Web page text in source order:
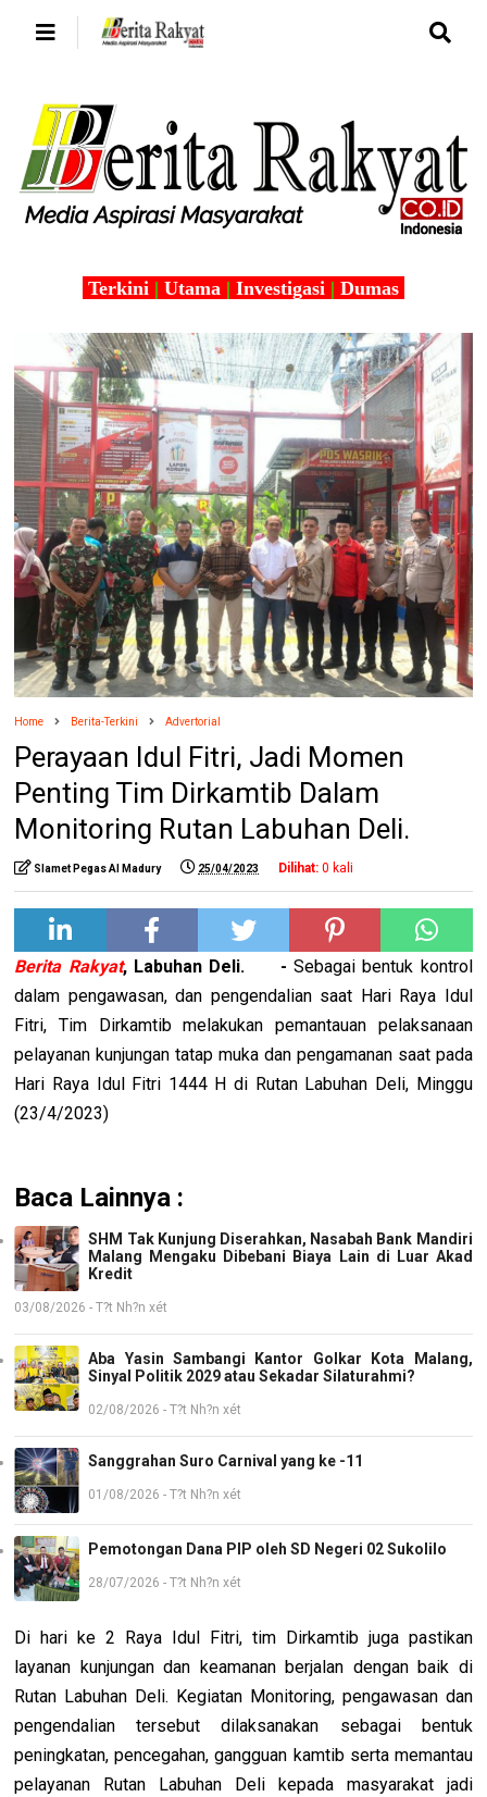
Terkini | Utama | Investigasi | Dumas
Home Berita-Terkini Advertorial
Perayaan Idul Fitri, Jadi Momen
Penting Tim Dirkamtib Dalam
Monitoring Rutan Labuhan Deli.
Slamet Pegas Al Madury 25/04/2023 Dilihat: 0 kali
Berita Rakyat, Labuhan Deli. - Sebagai bentuk kontrol
dalam pengawasan, dan pengendalian saat Hari Raya Idul
Fitri, Tim Dirkamtib melakukan pemantauan pelaksanaan
pelayanan kunjungan tatap muka dan pengamanan saat pada
Hari Raya Idul Fitri 1444 H di Rutan Labuhan Deli, Minggu
(23/4/2023)
Baca Lainnya :
SHM Tak Kunjung Diserahkan, Nasabah Bank Mandiri
Malang Mengaku Dibebani Biaya Lain di Luar Akad
Kredit
03/08/2026 - T?t Nh?n xét
Aba Yasin Sambangi Kantor Golkar Kota Malang,
Sinyal Politik 2029 atau Sekadar Silaturahmi?
02/08/2026 - T?t Nh?n xét
Sanggrahan Suro Carnival yang ke -11
01/08/2026 - T?t Nh?n xét
Pemotongan Dana PIP oleh SD Negeri 02 Sukolilo
28/07/2026 - T?t Nh?n xét
Di hari ke 2 Raya Idul Fitri, tim Dirkamtib juga pastikan
layanan kunjungan dan keamanan berjalan dengan baik di
Rutan Labuhan Deli. Kegiatan Monitoring, pengawasan dan
pengendalian tersebut dilaksanakan sebagai bentuk
peningkatan, pencegahan, gangguan kamtib serta memantau
pelayanan Rutan Labuhan Deli kepada masyarakat jadi